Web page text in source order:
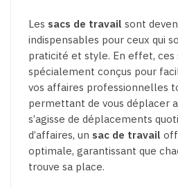
Les sacs de travail sont
indispensables pour ceux qui
praticité et style. En effet, ces
spécialement conçus pour
vos affaires professionnelles
permettant de vous déplacer
s’agisse de déplacements
d’affaires, un sac de travail
optimale, garantissant que
trouve sa place.